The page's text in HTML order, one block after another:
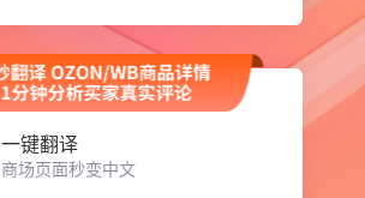
一键翻译
商场页面秒变中文